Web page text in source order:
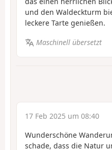
und den Waldeckturm
leckere Tarte genießen.
Maschinell übersetzt
17 Feb 2025 um 08:40
Wunderschöne
schade, dass die Natur